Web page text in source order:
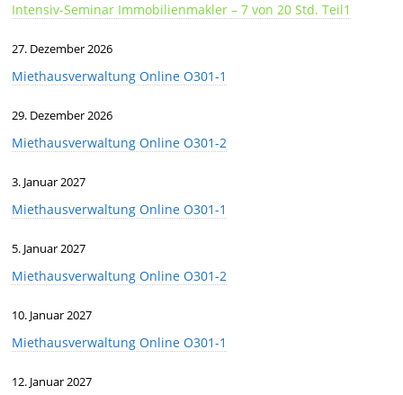
Intensiv-Seminar Immobilienmakler – 7 von 20 Std. Teil1
27. Dezember 2026
Miethausverwaltung Online O301-1
29. Dezember 2026
Miethausverwaltung Online O301-2
3. Januar 2027
Miethausverwaltung Online O301-1
5. Januar 2027
Miethausverwaltung Online O301-2
10. Januar 2027
Miethausverwaltung Online O301-1
12. Januar 2027